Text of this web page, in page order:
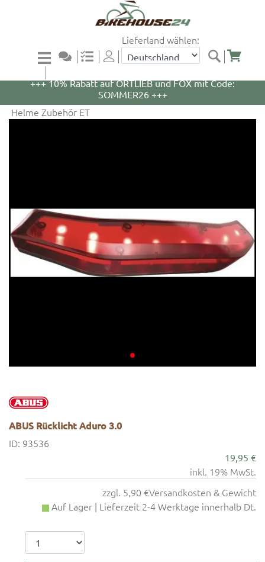
Lieferland wählen:
+++ 5% Rabatt auf WOOM Bikes und Zubehör mit
+++ 10% Rabatt auf ORTLIEB und FOX mit Code:
SOMMER26 +++
Helme Zubehör ET
ABUS Rücklicht Aduro 3.0
ID: 93536
19,95 €
inkl. 19% MwSt.
zzgl. 5,90 €Versandkosten & Gewicht
Auf Lager | Lieferzeit 2-4 Werktage innerhalb Dt.